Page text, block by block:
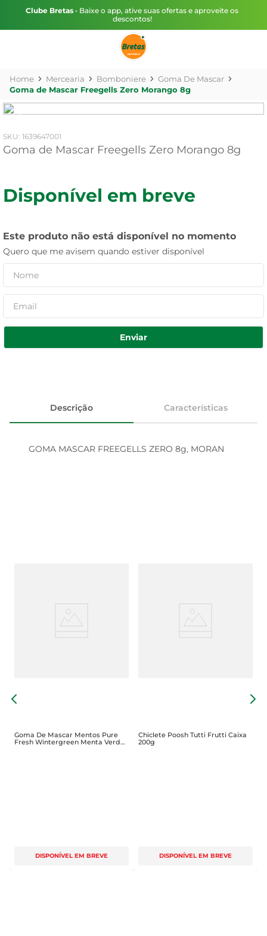
Clube Bretas • Baixe o app, ative suas ofertas e aproveite os
descontos!
Mercearia Bomboniere
Goma De Mascar
Goma de Mascar Freegells Zero Morango 8g
: 1639647001
Goma de Mascar Freegells Zero Morango 8g
Disponível em breve
Este produto não está disponível no momento
Quero que me avisem quando estiver disponível
Enviar
Descrição Características
GOMA MASCAR FREEGELLS ZERO 8g, MORAN
Goma De Mascar Mentos Pure
Fresh Wintergreen Menta Verde
Sem Açúcar Pote 92g
DISPONÍVEL EM BREVE
Chiclete Poosh Tutti Frutti Caixa
200g
DISPONÍVEL EM BREVE